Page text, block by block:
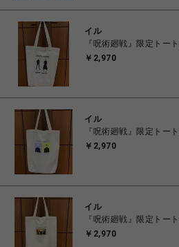
イル
『呪術廻戦』限定トー
￥2,970
イル
『呪術廻戦』限定トー
￥2,970
イル
『呪術廻戦』限定トー
￥2,970